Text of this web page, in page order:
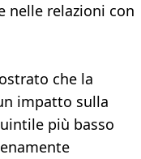
nelle relazioni con
che la
impatto sulla
più basso